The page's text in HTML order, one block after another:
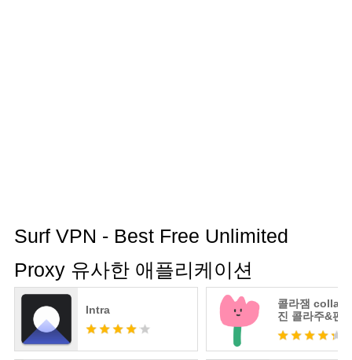
Surf VPN - Best Free Unlimited
Proxy 유사한 애플리케이션
Intra
콜라잼
진 콜라주&편
릿